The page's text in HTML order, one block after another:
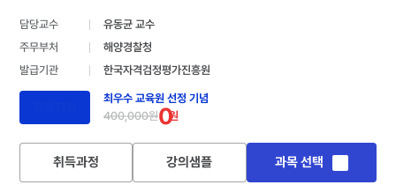
담당교수
유동균 교수
주무부처
해양경찰청
발급기관
한국자격검정평가진흥원
최우수 교육원 선정 기념
400,000원0원
취득과정 강의샘플 과목 선택